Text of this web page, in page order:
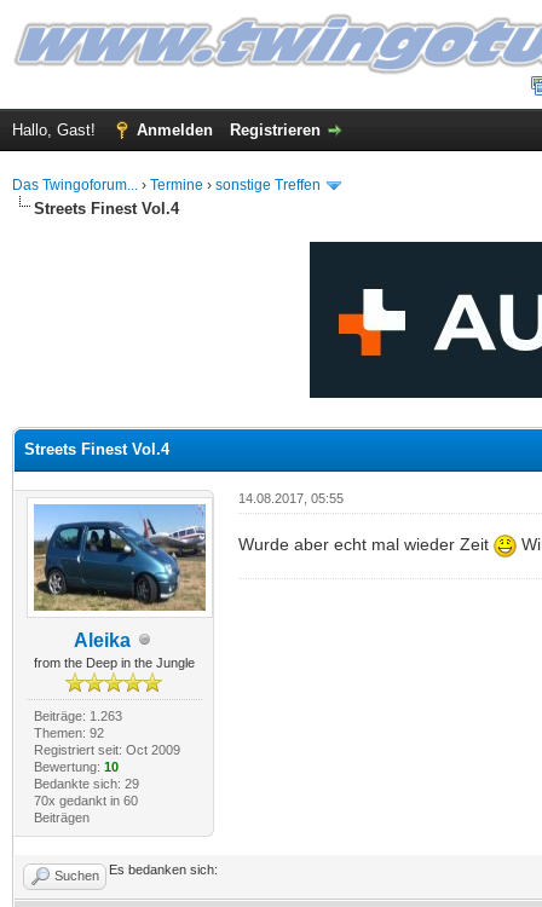
Hallo, Gast! Anmelden Registrieren
Das Twingoforum... › Termine › sonstige Treffen
Streets Finest Vol.4
Streets Finest Vol.4
Aleika
from the Deep in the Jungle
Beiträge: 1.263
Themen: 92
Registriert seit: Oct 2009
Bewertung: 10
Bedankte sich: 29
70x gedankt in 60
Beiträgen
14.08.2017, 05:55
Wurde aber echt mal wieder Zeit
Suchen Es bedanken sich: